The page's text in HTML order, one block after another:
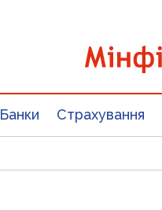
Банки Страхування